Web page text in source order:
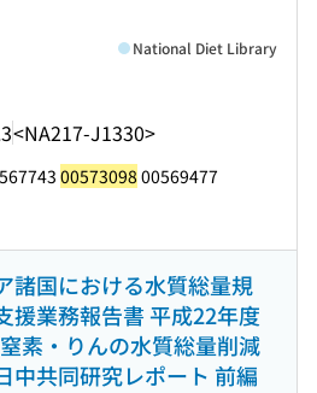
<NA217-J1330>
National Diet Library
00573098 00569477
諸国における水質総量規
援業務報告書 平成22年度
素・りんの水質総量削減
中共同研究レポート 前編